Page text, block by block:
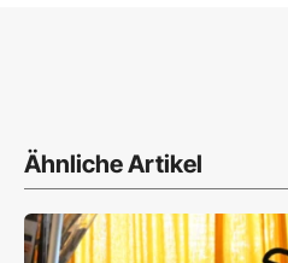
Ähnliche Artikel